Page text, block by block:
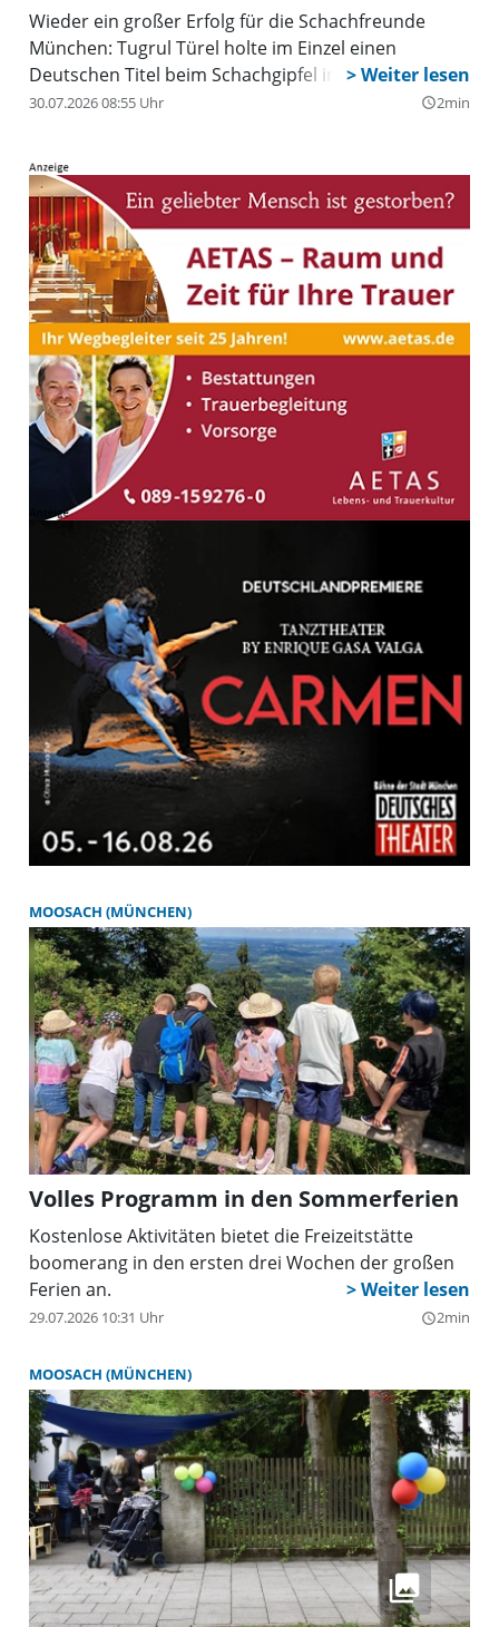
Wieder ein großer Erfolg für die Schachfreunde
München: Tugrul Türel holte im Einzel einen
Deutschen Titel beim Schachgipfel in Dresden.
30.07.2026 08:55 Uhr query_builder2min
MOOSACH (MÜNCHEN)
Volles Programm in den Sommerferien
Kostenlose Aktivitäten bietet die Freizeitstätte
boomerang in den ersten drei Wochen der großen
Ferien an.
29.07.2026 10:31 Uhr query_builder2min
MOOSACH (MÜNCHEN)